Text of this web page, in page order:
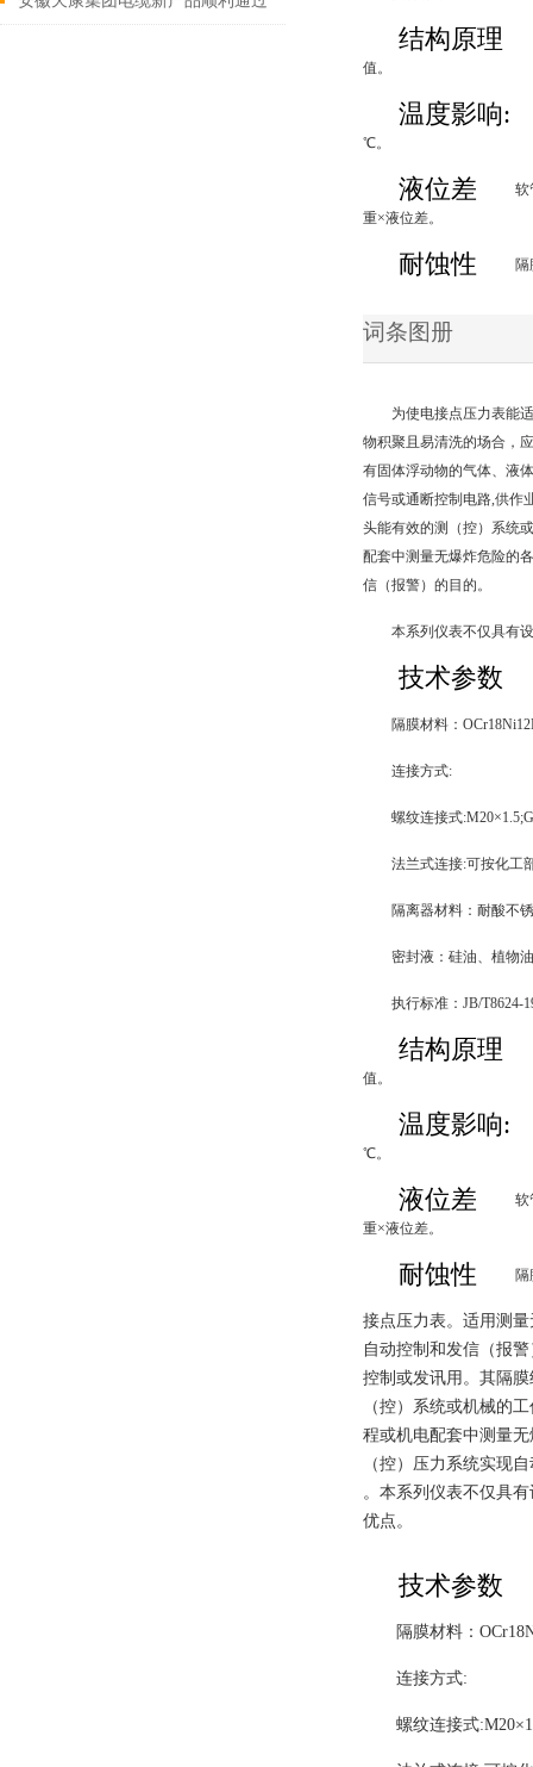
结构原理
值。
温度影响:
℃。
液位差
软
重×液位差。
耐蚀性
词条图册
为使电接点压力表能
物积聚且易清洗的场合，
有固体浮动物的气体、液
信号或通断控制电路,供作
头能有效的测（控）系统
配套中测量无爆炸危险的
信（报警）的目的。
本系列仪表不仅具有
技术参数
隔膜材料：
连接方式:
螺纹连接式
法兰式连接:可按化工
隔离器材料：耐酸不
密封液：硅油、植物油
执行标准：JB/T8624-
结构原理
值。
温度影响:
℃。
液位差
软
重×液位差。
耐蚀性
接点压力表。适用测
自动控制和发信（报
控制或发讯用。其隔
（控）系统或机械的
程或机电配套中测量
（控）压力系统实现
。 本系列仪表不仅具
优点。
技术参数
隔膜材料：
连接方式:
螺纹连接式